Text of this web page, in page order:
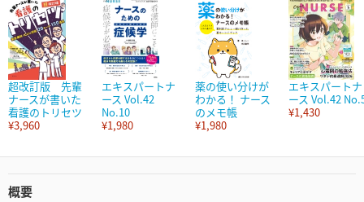
超改訂版 先輩
ナースが書いた
看護のトリセツ
¥3,960
エキスパートナ
ース Vol.42
No.10
¥1,980
薬の使い分けが
わかる！ ナース
のメモ帳
¥1,980
エキスパートナ
ース Vol.42
¥1,430
概要